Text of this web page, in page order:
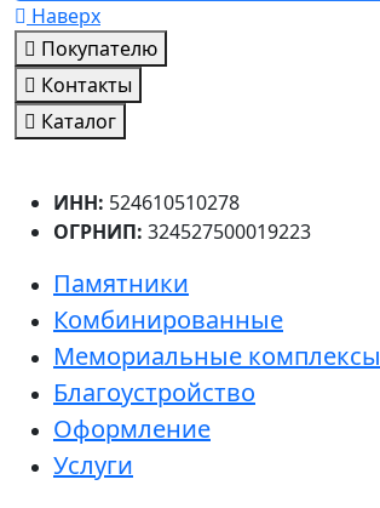
Наверх
Покупателю
Контакты
Каталог
ИНН: 524610510278
ОГРНИП: 324527500019223
Памятники
Комбинированные
Мемориальные комплексы
Благоустройство
Оформление
Услуги